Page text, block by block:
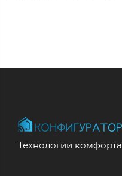
Технологии комфорта